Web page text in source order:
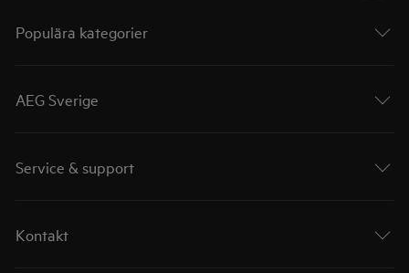
Populära kategorier
AEG Sverige
Service & support
Kontakt